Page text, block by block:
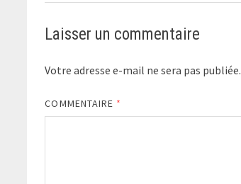
Laisser un commentaire
Votre adresse e-mail ne sera pas publiée.
COMMENTAIRE *